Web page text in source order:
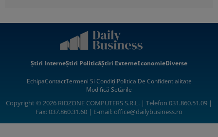
Știri InterneȘtiri PoliticăȘtiri ExterneEconomieDiverse
EchipaContactTermeni Si CondițiiPolitica De Confidentialitate
Modifică Setările
Copyright © 2026 RIDZONE COMPUTERS S.R.L. | Telefon 031.860.51.09 |
Fax: 037.860.31.60 | E-mail:office@dailybusiness.ro